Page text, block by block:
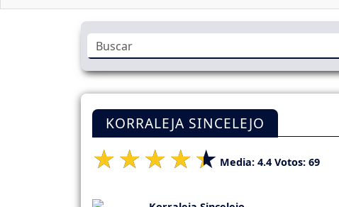
KORRALEJA SINCELEJO
Media: 4.4 Votos: 69